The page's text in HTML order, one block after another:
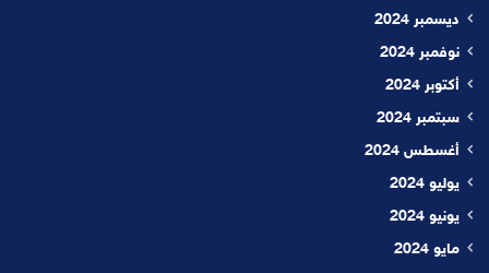
ديسمبر 2024
نوفمبر 2024
أكتوبر 2024
سبتمبر 2024
أغسطس 2024
يوليو 2024
يونيو 2024
مايو 2024